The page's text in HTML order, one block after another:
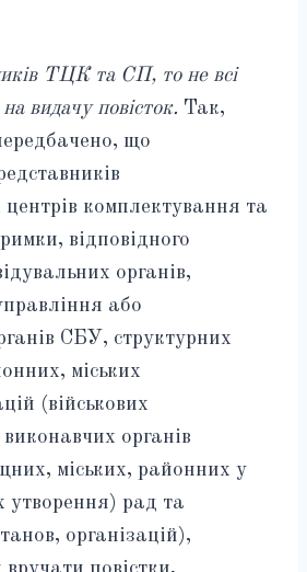
ТЦК та СП, то не всі
видачу повісток. Так,
що
центрів комплектування та
відповідного
органів,
або
СБУ, структурних
міських
(військових
органів
міських, районних у
утворення) рад та
організацій),